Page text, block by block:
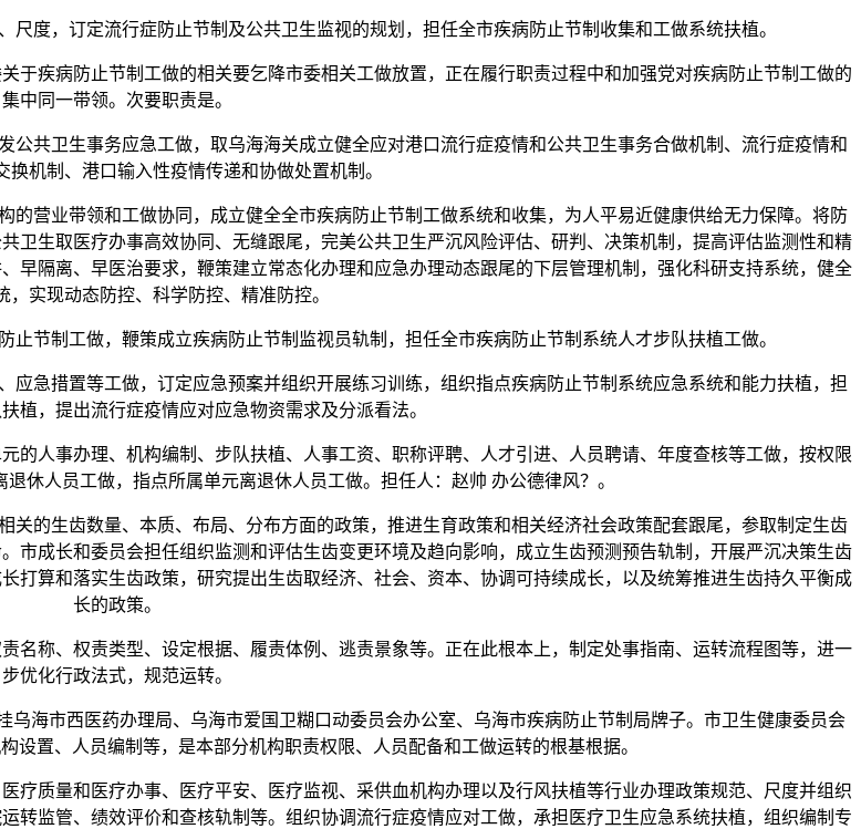
，订定流行症防止节制及公共卫生监视的规划，担任全市疾病防止节制收集和工做系统扶植。
疾病防止节制工做的相关要乞降市委相关工做放置，正在履行职责过程中和加强党对疾病防止节制工做的
集中同一带领。次要职责是。
卫生事务应急工做，取乌海海关成立健全应对港口流行症疫情和公共卫生事务合做机制、流行症疫情和
换机制、港口输入性疫情传递和协做处置机制。
营业带领和工做协同，成立健全全市疾病防止节制工做系统和收集，为人平易近健康供给无力保障。将防
卫生取医疗办事高效协同、无缝跟尾，完美公共卫生严沉风险评估、研判、决策机制，提高评估监测性和精
早隔离、早医治要求，鞭策建立常态化办理和应急办理动态跟尾的下层管理机制，强化科研支持系统，健全
，实现动态防控、科学防控、精准防控。
制工做，鞭策成立疾病防止节制监视员轨制，担任全市疾病防止节制系统人才步队扶植工做。
措置等工做，订定应急预案并组织开展练习训练，组织指点疾病防止节制系统应急系统和能力扶植，担
植，提出流行症疫情应对应急物资需求及分派看法。
人事办理、机构编制、步队扶植、人事工资、职称评聘、人才引进、人员聘请、年度查核等工做，按权限
休人员工做，指点所属单元离退休人员工做。担任人：赵帅 办公德律风？。
的生齿数量、本质、布局、分布方面的政策，推进生育政策和相关经济社会政策配套跟尾，参取制定生齿
市成长和委员会担任组织监测和评估生齿变更环境及趋向影响，成立生齿预测预告轨制，开展严沉决策生齿
打算和落实生齿政策，研究提出生齿取经济、社会、资本、协调可持续成长，以及统筹推进生齿持久平衡成
长的政策。
称、权责类型、设定根据、履责体例、逃责景象等。正在此根本上，制定处事指南、运转流程图等，进一
步优化行政法式，规范运转。
市西医药办理局、乌海市爱国卫糊口动委员会办公室、乌海市疾病防止节制局牌子。市卫生健康委员会
设置、人员编制等，是本部分机构职责权限、人员配备和工做运转的根基根据。
质量和医疗办事、医疗平安、医疗监视、采供血机构办理以及行风扶植等行业办理政策规范、尺度并组织
转监管、绩效评价和查核轨制等。组织协调流行症疫情应对工做，承担医疗卫生应急系统扶植，组织编制专